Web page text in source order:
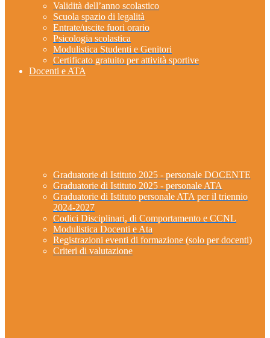
Validità dell’anno scolastico
Scuola spazio di legalità
Entrate/uscite fuori orario
Psicologia scolastica
Modulistica Studenti e Genitori
Certificato gratuito per attività sportive
Docenti e ATA
Graduatorie di Istituto 2025 - personale DOCENTE
Graduatorie di Istituto 2025 - personale ATA
Graduatorie di Istituto personale ATA per il triennio
2024-2027
Codici Disciplinari, di Comportamento e CCNL
Modulistica Docenti e Ata
Registrazioni eventi di formazione (solo per docenti)
Criteri di valutazione